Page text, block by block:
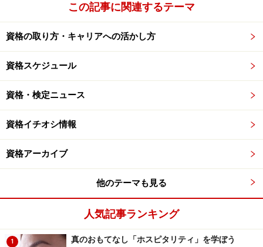
この記事に関連するテーマ
資格の取り方・キャリアへの活かし方
資格スケジュール
資格・検定ニュース
資格イチオシ情報
資格アーカイブ
他のテーマも見る
人気記事ランキング
1 真のおもてなし「ホスピタリティ」を学ぼう